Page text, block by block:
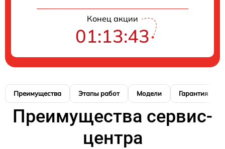
Конец акции
01:13:42
Преимущества Этапы работ Модели Гарантия
Преимущества сервис-
центра